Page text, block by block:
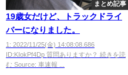
まとめ記事
19歳女だけど、トラックドライ
バーになりました。
1: 2022/11/25(金) 14:08:08.686
ID:KIokPf4Dp 質問ありますか？ 続きを読
む Source: 車速報 ...